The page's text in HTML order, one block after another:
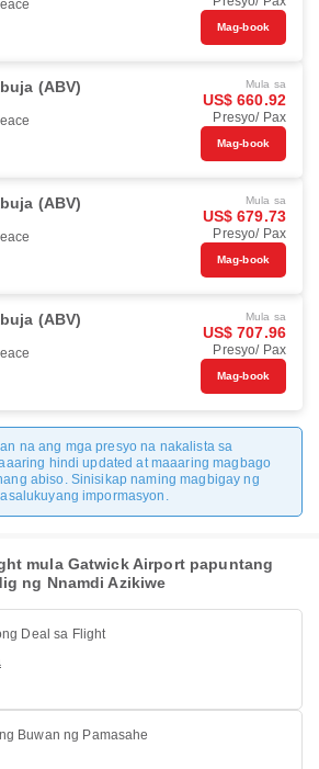
Mag-book
(ABV) Mula sa
US$ 660.92
Presyo/ Pax
Mag-book
(ABV) Mula sa
US$ 679.73
Presyo/ Pax
Mag-book
(ABV) Mula sa
US$ 707.96
Presyo/ Pax
Mag-book
na ang mga presyo na nakalista sa
hindi updated at maaaring magbago
abiso. Sinisikap naming magbigay ng
impormasyon.
mula Gatwick Airport papuntang
ng Nnamdi Azikiwe
Deal sa Flight
Buwan ng Pamasahe